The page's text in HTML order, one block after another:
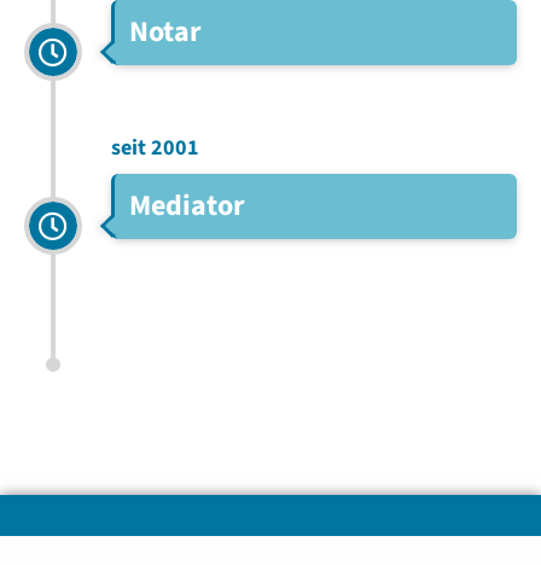
Notar
seit 2001
Mediator